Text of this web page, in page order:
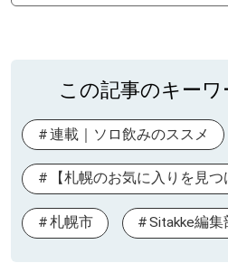
この記事のキー
連載｜ソロ飲みのススメ
【札幌のお気に入りを見つ
札幌市 Sitakke編集